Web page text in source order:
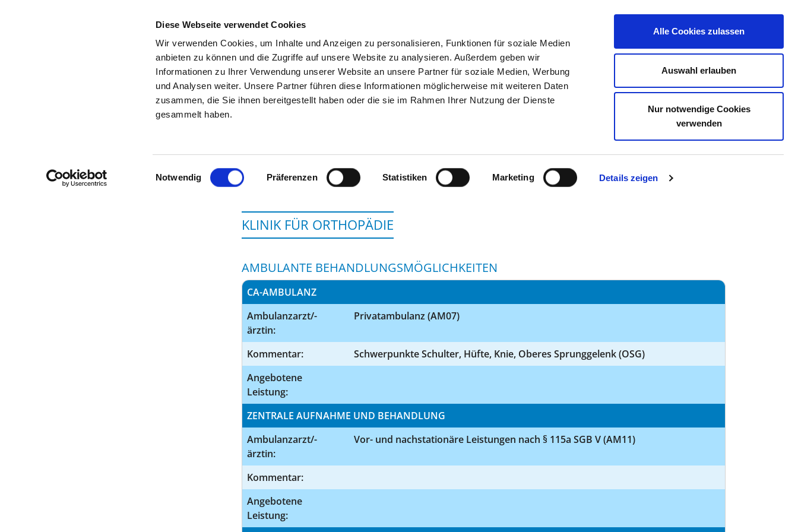
Diese Webseite verwendet Cookies
Wir verwenden Cookies, um Inhalte und Anzeigen zu personalisieren, Funktionen für soziale Medien
anbieten zu können und die Zugriffe auf unsere Website zu analysieren. Außerdem geben wir
Informationen zu Ihrer Verwendung unserer Website an unsere Partner für soziale Medien, Werbung
und Analysen weiter. Unsere Partner führen diese Informationen möglicherweise mit weiteren Daten
zusammen, die Sie ihnen bereitgestellt haben oder die sie im Rahmen Ihrer Nutzung der Dienste
gesammelt haben.
Einwilligungsauswahl
Notwendig Präferenzen Statistiken Marketing Details zeigen
Alle Cookies zulassen
Auswahl erlauben
Nur notwendige Cookies
verwenden
SUCHEN TIPPS & HILFE DAS DKV STELLENBÖRSE KONTAKT IHRE MEINUNG
Startseite der Fachabteilung
KLINIK FÜR ORTHOPÄDIE
AMBULANTE BEHANDLUNGSMÖGLICHKEITEN
CA-AMBULANZ
Ambulanzarzt/-
ärztin:
Privatambulanz (AM07)
Kommentar:
Schwerpunkte Schulter, Hüfte, Knie, Oberes Sprunggelenk (OSG)
Angebotene
Leistung:
ZENTRALE AUFNAHME UND BEHANDLUNG
Ambulanzarzt/-
ärztin:
Vor- und nachstationäre Leistungen nach § 115a SGB V (AM11)
Kommentar:
Angebotene
Leistung: